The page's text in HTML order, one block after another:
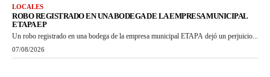
LOCALES
ROBO REGISTRADO EN UNA BODEGA DE LA EMPRESA MUNICIPAL
ETAPA EP
Un robo registrado en una bodega de la empresa municipal ETAPA dejó un perjuicio...
07/08/2026